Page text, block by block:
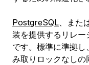
PostgreSQL、また
装を提供するリレ
です。標準に準拠
み取りロックなし